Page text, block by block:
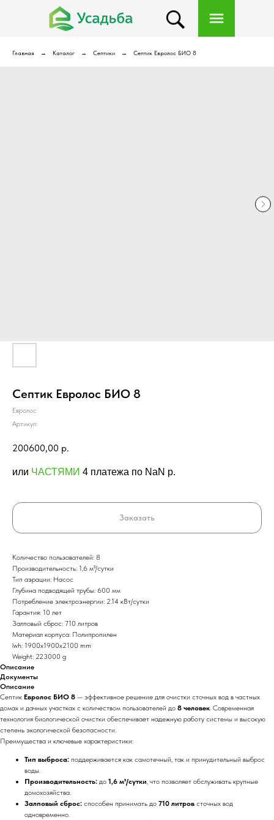
Главная Каталог Септики Септик Евролос БИО 8
Септик Евролос БИО 8
Евролос
Артикул:
200600,00 р.
или ЧАСТЯМИ 4 платежа по NaN p.
Заказать
Количество пользователей: 8
Производительность: 1,6 м³/сутки
Тип аэрации: Насос
Глубина подводящей трубы: 600 мм
Потребление электроэнергии: 2.14 кВт/сутки
Гарантия: 10 лет
Залповый сброс: 710 литров
Материал корпуса: Полипропилен
lwh: 1900x1900x2100 mm
Weight: 223000 g
Описание
Документы
Описание
Септик Евролос БИО 8 — эффективное решение для очистки сточных вод в частных
домах и дачных участках с количеством пользователей до 8 человек. Современная
технология биологической очистки обеспечивает надежную работу системы и высокую
степень экологической безопасности.
Преимущества и ключевые характеристики:
Тип выброса: поддерживается как самотечный, так и принудительный выброс
воды.
Производительность: до 1,6 м³/сутки, что позволяет обслуживать крупные
домохозяйства.
Залповый сброс: способен принимать до 710 литров сточных вод
одновременно.